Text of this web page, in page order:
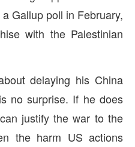
Gallup poll in February,
with the Palestinian
delaying his China
no surprise. If he does
justify the war to the
the harm US actions